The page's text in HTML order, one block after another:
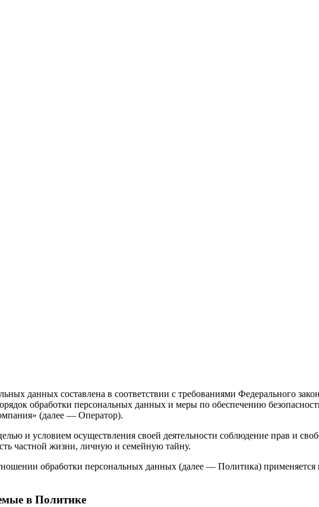
данных составлена в соответствии с требованиями Федерального
обработки персональных данных и меры по обеспечению
(далее — Оператор).
и условием осуществления своей деятельности соблюдение прав и
частной жизни, личную и семейную тайну.
обработки персональных данных (далее — Политика)
в Политике